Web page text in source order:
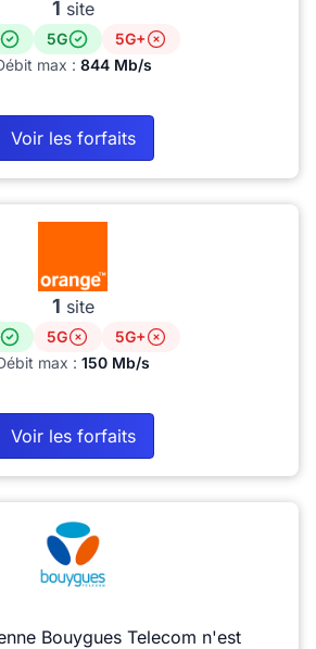
1 site
5G
5G+
max : 844 Mb/s
Voir les forfaits
1 site
5G
5G+
max : 150 Mb/s
Voir les forfaits
Bouygues Telecom n'est